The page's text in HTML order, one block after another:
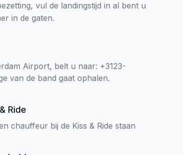
vul de landingstijd in al bent u
in de gaten.
Airport, belt u naar: +3123-
van de band gaat ophalen.
Ride
chauffeur bij de Kiss & Ride staan